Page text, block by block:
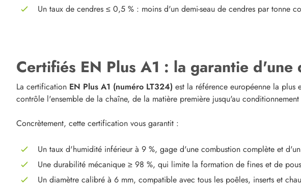
Un taux de cendres ≤ 0,5 % : moins d'un demi-seau de cendres par tonne
Certifiés EN Plus A1 : la garantie
La certification EN Plus A1 (numéro LT324) est la référence européenne la
contrôle l'ensemble de la chaîne, de la matière première jusqu'au
Concrètement, cette certification vous garantit :
Un taux d'humidité inférieur à 9 %, gage d'une combustion complète et
Une durabilité mécanique ≥ 98 %, qui limite la formation de fines et de
Un diamètre calibré à 6 mm, compatible avec tous les poêles, inserts et